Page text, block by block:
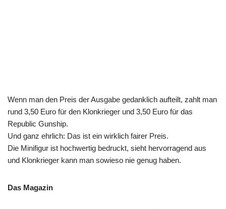
Wenn man den Preis der Ausgabe gedanklich aufteilt, zahlt man
rund 3,50 Euro für den Klonkrieger und 3,50 Euro für das
Republic Gunship.
Und ganz ehrlich: Das ist ein wirklich fairer Preis.
Die Minifigur ist hochwertig bedruckt, sieht hervorragend aus
und Klonkrieger kann man sowieso nie genug haben.
Das Magazin